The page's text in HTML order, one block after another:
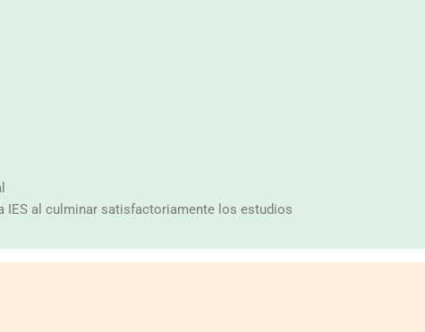
IES al culminar satisfactoriamente los estudios